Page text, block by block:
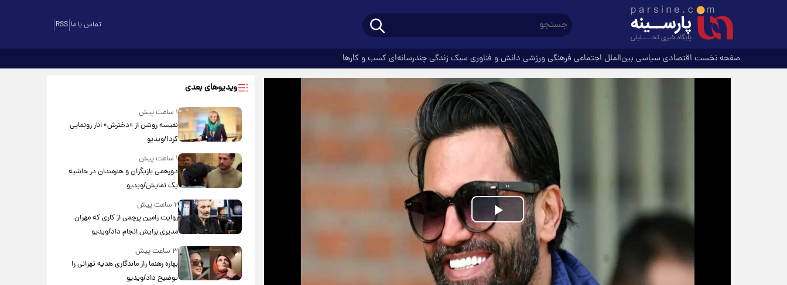
RSS تماس با ما
صفحه نخست اقتصادی سیاسی بین‌الملل اجتماعی فرهنگیورزشی دانش و فناوری سبک زندگیچندرسانه‌ای کسب و کارها
Play
Video
ویدیوهای بعدی
۱ ساعت پیش
نفیسه روشن از «دخترش» انار رونمایی
کرد!/ویدیو
۱ ساعت پیش
دورهمی بازیگران و هنرمندان در حاشیه
یک نمایش/ویدیو
۲ ساعت پیش
روایت رامین پرچمی از کاری که مهران
مدیری برایش انجام داد/ویدیو
۳ ساعت پیش
بهاره رهنما راز ماندگاری هدیه تهرانی را
توضیح داد/ویدیو